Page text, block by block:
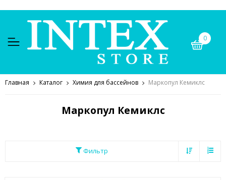
0
Главная Каталог Химия для бассейнов Маркопул Кемиклс
Маркопул Кемиклс
Фильтр